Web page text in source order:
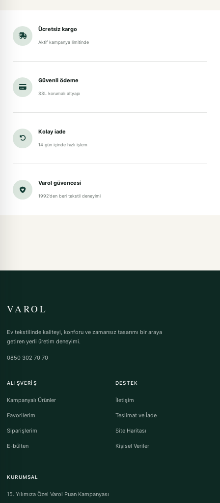
Ücretsiz kargo
Aktif kampanya limitinde
Güvenli ödeme
SSL korumalı altyapı
Kolay iade
14 gün içinde hızlı işlem
Varol güvencesi
1992'den beri tekstil deneyimi
VAROL
Ev tekstilinde kaliteyi, konforu ve zamansız tasarımı bir araya
getiren yerli üretim deneyimi.
0850 302 70 70
ALIŞVERIŞ
Kampanyalı Ürünler
Favorilerim
Siparişlerim
E-bülten
DESTEK
İletişim
Teslimat ve İade
Site Haritası
Kişisel Veriler
KURUMSAL
15. Yılımıza Özel Varol Puan Kampanyası